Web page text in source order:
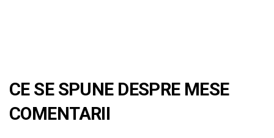
CE SE SPUNE DESPRE MESE
COMENTARII